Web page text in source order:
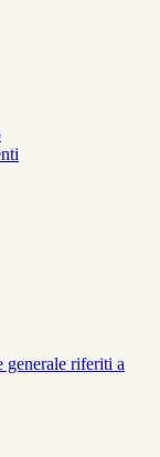
generale riferiti a